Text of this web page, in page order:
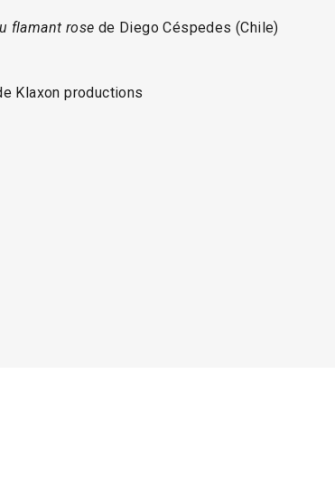
flamant rose de Diego Céspedes (Chile)
Klaxon productions